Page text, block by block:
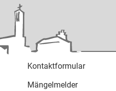
Kontaktformular
Mängelmelder